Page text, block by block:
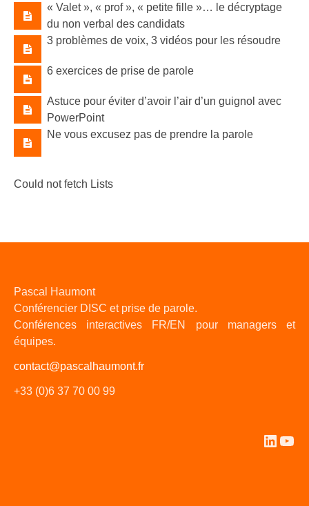
« Valet »​, « prof »​, « petite fille »​… le décryptage
du non verbal des candidats
3 problèmes de voix, 3 vidéos pour les résoudre
6 exercices de prise de parole
Astuce pour éviter d’avoir l’air d’un guignol avec
PowerPoint
Ne vous excusez pas de prendre la parole
Could not fetch Lists
Pascal Haumont
Conférencier DISC et prise de parole.
Conférences interactives FR/EN pour managers et
équipes.
contact@pascalhaumont.fr
+33 (0)6 37 70 00 99